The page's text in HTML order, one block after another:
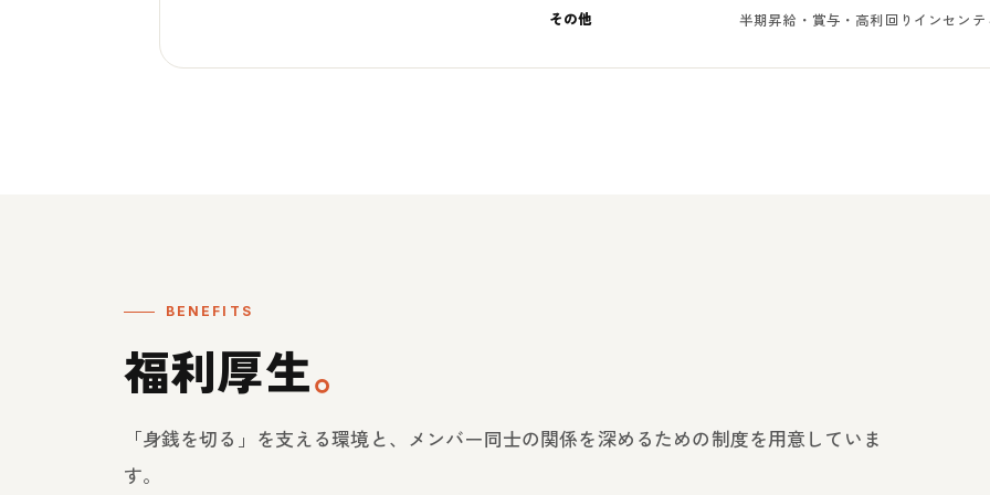
その他 半期昇給・賞与・高利回りインセン
BENEFITS
福利厚生。
「身銭を切る」を支える環境と、メンバー同士の関係を深めるための制度を用意していま
す。